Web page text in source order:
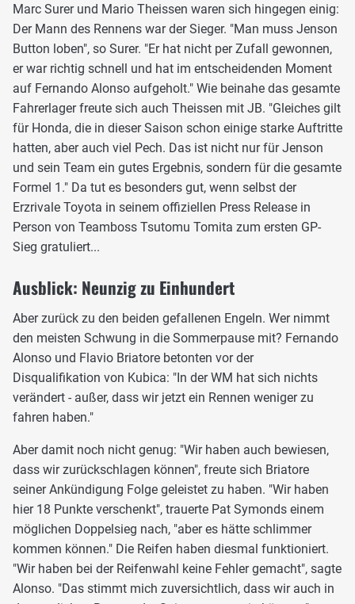
Marc Surer und Mario Theissen waren sich hingegen einig:
Der Mann des Rennens war der Sieger. "Man muss Jenson
Button loben", so Surer. "Er hat nicht per Zufall gewonnen,
er war richtig schnell und hat im entscheidenden Moment
auf Fernando Alonso aufgeholt." Wie beinahe das gesamte
Fahrerlager freute sich auch Theissen mit JB. "Gleiches gilt
für Honda, die in dieser Saison schon einige starke Auftritte
hatten, aber auch viel Pech. Das ist nicht nur für Jenson
und sein Team ein gutes Ergebnis, sondern für die gesamte
Formel 1." Da tut es besonders gut, wenn selbst der
Erzrivale Toyota in seinem offiziellen Press Release in
Person von Teamboss Tsutomu Tomita zum ersten GP-
Sieg gratuliert...
Ausblick: Neunzig zu Einhundert
Aber zurück zu den beiden gefallenen Engeln. Wer nimmt
den meisten Schwung in die Sommerpause mit? Fernando
Alonso und Flavio Briatore betonten vor der
Disqualifikation von Kubica: "In der WM hat sich nichts
verändert - außer, dass wir jetzt ein Rennen weniger zu
fahren haben."
Aber damit noch nicht genug: "Wir haben auch bewiesen,
dass wir zurückschlagen können", freute sich Briatore
seiner Ankündigung Folge geleistet zu haben. "Wir haben
hier 18 Punkte verschenkt", trauerte Pat Symonds einem
möglichen Doppelsieg nach, "aber es hätte schlimmer
kommen können." Die Reifen haben diesmal funktioniert.
"Wir haben bei der Reifenwahl keine Fehler gemacht", sagte
Alonso. "Das stimmt mich zuversichtlich, dass wir auch in